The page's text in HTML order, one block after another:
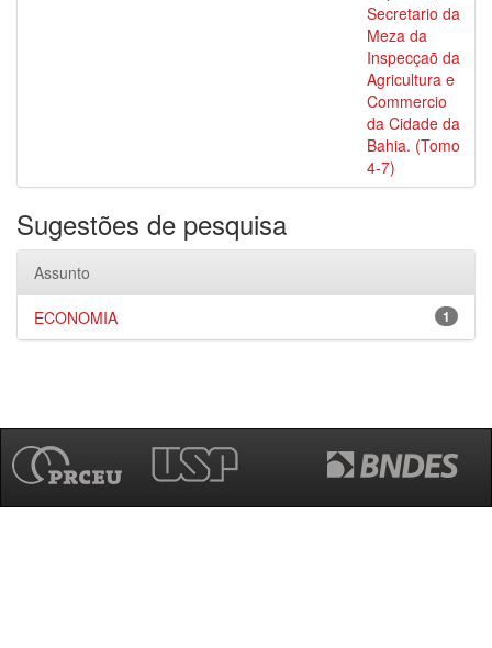
Secretario da
Meza da
Inspecçaõ da
Agricultura e
Commercio
da Cidade da
Bahia. (Tomo
4-7)
Sugestões de pesquisa
Assunto
1
ECONOMIA